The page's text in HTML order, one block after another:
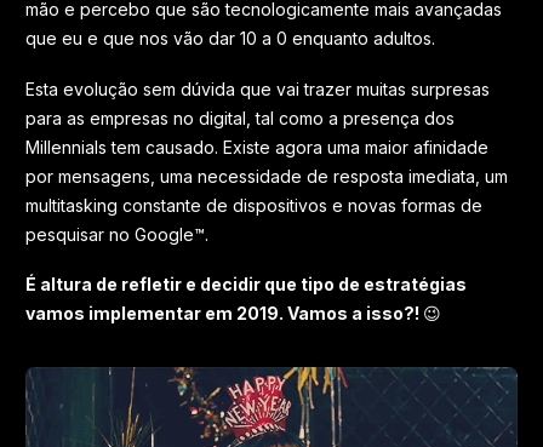
mão e percebo que são tecnologicamente mais avançadas
que eu e que nos vão dar 10 a 0 enquanto adultos.
Esta evolução sem dúvida que vai trazer muitas surpresas
para as empresas no digital, tal como a presença dos
Millennials tem causado. Existe agora uma maior afinidade
por mensagens, uma necessidade de resposta imediata, um
multitasking constante de dispositivos e novas formas de
pesquisar no Google™.
É altura de refletir e decidir que tipo de estratégias
vamos implementar em 2019. Vamos a isso?! 😉